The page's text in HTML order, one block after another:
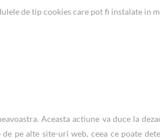
de tip cookies care pot fi instalate in
Aceasta actiune va duce la
pe alte site-uri web, ceea ce poate